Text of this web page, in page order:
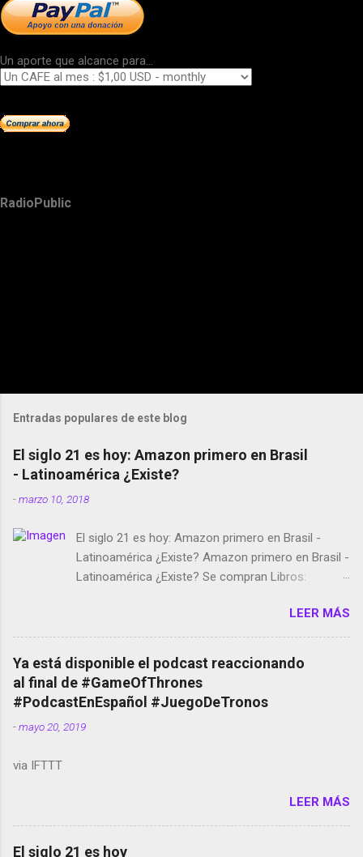
Un aporte que alcance para...
RadioPublic
Entradas populares de este blog
El siglo 21 es hoy: Amazon primero en Brasil
- Latinoamérica ¿Existe?
-marzo 10, 2018
El siglo 21 es hoy: Amazon primero en Brasil -
Latinoamérica ¿Existe? Amazon primero en Brasil -
Latinoamérica ¿Existe? Se compran Libros:
temporada de Black Mirror Twitter deja de verificar
cuentas Responden los fotógrafos Brian May y el
copyright en Instagram Música y vídeo selfies en la
red social Riddley Scott saca a Kevin Spacey de su
película Francisco regaña a los que usan el
smartphone en sus misas La serie de la Tierra
Media GoBee - StartUp de bicicletas de alquiler
Live Photos en Google Photos Llegando Partimos
Dictados en Android El tamaño y su importancia...
LEER MÁS
Ya está disponible el podcast reaccionando
al final de #GameOfThrones
#PodcastEnEspañol #JuegoDeTronos
-mayo 20, 2019
via IFTTT
LEER MÁS
El siglo 21 es hoy